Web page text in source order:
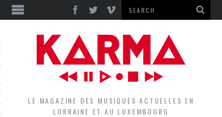
LE MAGAZINE DES MUSIQUES ACTUELLES EN
LORRAINE ET AU LUXEMBOURG